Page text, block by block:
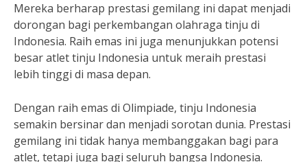
Mereka berharap prestasi gemilang ini dapat menjadi
dorongan bagi perkembangan olahraga tinju di
Indonesia. Raih emas ini juga menunjukkan potensi
besar atlet tinju Indonesia untuk meraih prestasi
lebih tinggi di masa depan.
Dengan raih emas di Olimpiade, tinju Indonesia
semakin bersinar dan menjadi sorotan dunia. Prestasi
gemilang ini tidak hanya membanggakan bagi para
atlet, tetapi juga bagi seluruh bangsa Indonesia.